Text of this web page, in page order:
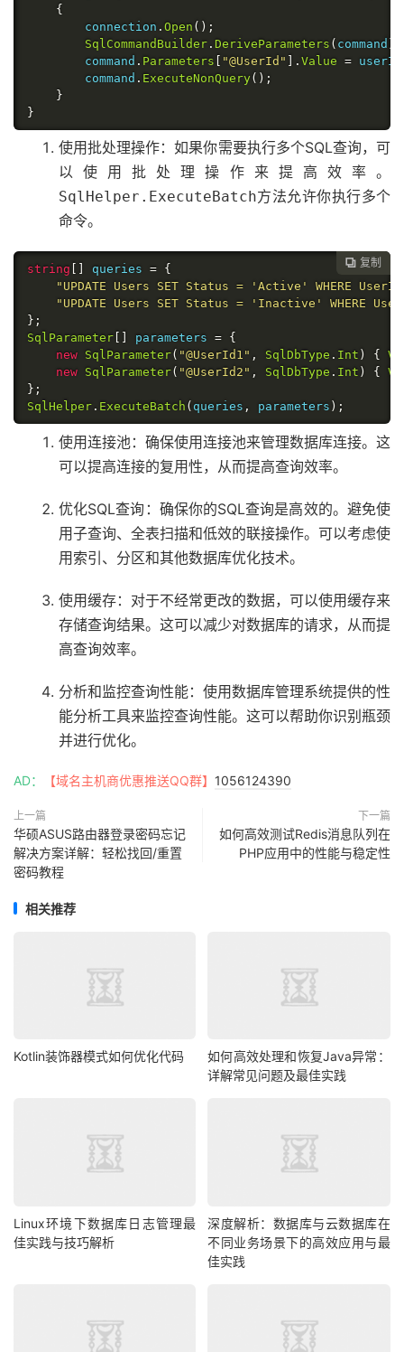
{
        connection
. Open ();
SqlCommandBuilder . DeriveParameters ( command
        command
. Parameters "@UserId" ]. Value = userId
        command
. ExecuteNonQuery();
}
}
使用批处理操作：如果你需要执行多个SQL查询，可
以使用批处理操作来提高效率。
SqlHelper.ExecuteBatch方法允许你执行多个
命令。
 复制
string queries = {
"UPDATE Users SET Status = 'Active' WHERE
"UPDATE Users SET Status = 'Inactive' WHERE
};
SqlParameter
parameters = {
new SqlParameter( "@UserId1" , SqlDbType . Int ) {
new SqlParameter( "@UserId2" , SqlDbType . Int ) {
};
SqlHelper . ExecuteBatch ( queries , parameters );
使用连接池：确保使用连接池来管理数据库连接。这
可以提高连接的复用性，从而提高查询效率。
优化SQL查询：确保你的SQL查询是高效的。避免使
用子查询、全表扫描和低效的联接操作。可以考虑使
用索引、分区和其他数据库优化技术。
使用缓存：对于不经常更改的数据，可以使用缓存来
存储查询结果。这可以减少对数据库的请求，从而提
高查询效率。
分析和监控查询性能：使用数据库管理系统提供的性
能分析工具来监控查询性能。这可以帮助你识别瓶颈
并进行优化。
AD： 【域名主机商优惠推送QQ群】 1056124390
上一篇
华硕ASUS路由器登录密码忘记
解决方案详解：轻松找回/重置
密码教程
下一篇
如何高效测试Redis消息队列在
PHP应用中的性能与稳定性
相关推荐
Kotlin装饰器模式如何优化代码
如何高效处理和恢复Java异常：
详解常见问题及最佳实践
Linux环境下数据库日志管理最
佳实践与技巧解析
深度解析：数据库与云数据库在
不同业务场景下的高效应用与最
佳实践